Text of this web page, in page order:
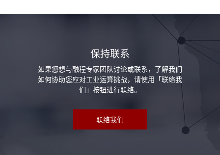
保持联系
如果您想与融程专家团队讨论或联系，了解我们
如何协助您应对工业运算挑战，请使用「联络我
们」按钮进行联络。
联络我们